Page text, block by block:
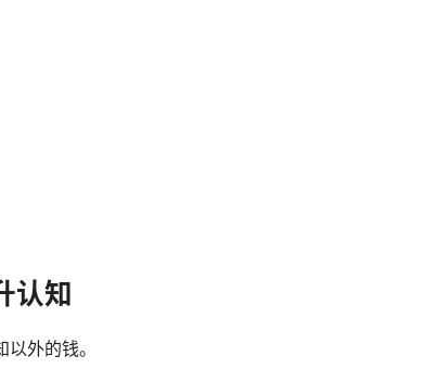
认知
外的钱。